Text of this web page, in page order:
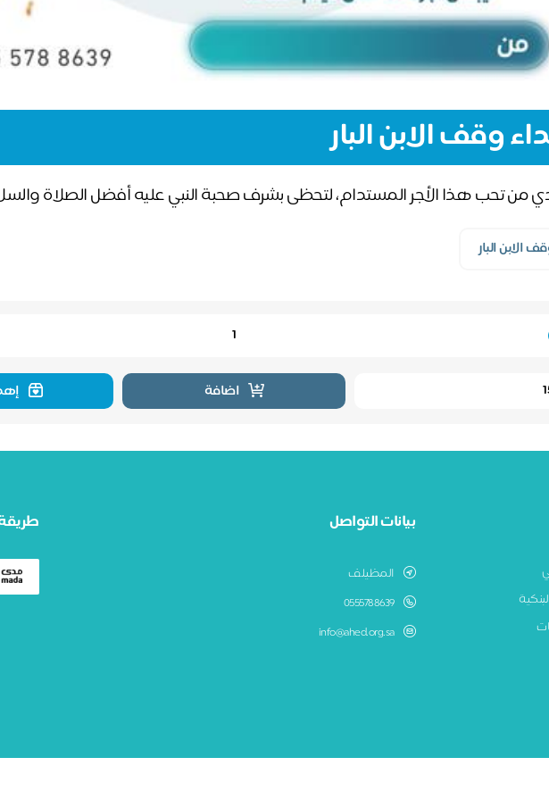
وقف الابن البار
من تحب هذا الأجر المستدام، لتحظى بشرف صحبة النبي عليه أفضل الصلاة
الابن البار
اضافة
بيانات التواصل
المظيلف
0555788639
info@ahed.org.sa